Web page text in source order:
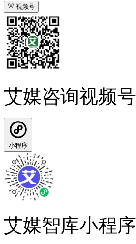
视频号
艾媒咨询视频号
小程序
艾媒智库小程序